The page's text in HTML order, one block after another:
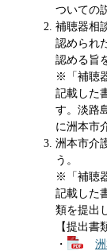
ついての
補聴器相
認められ
認める旨
※「補聴
記載した
す。淡路
に洲本市
洲本市介
う。
※「補聴
記載した
類を提出
【提出書
・